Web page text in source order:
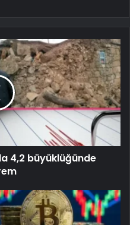
4,2 büyüklüğünde